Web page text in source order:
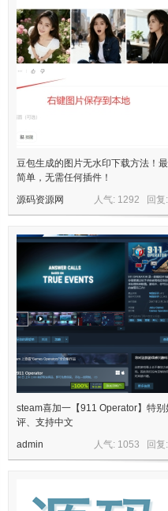
豆包生成的图片无水印下载方法！最
简单，无需任何插件！
人气: 1292 回
源码资源网
steam喜加一【911 Operator】特别
评、支持中文
人气: 1053 回
admin